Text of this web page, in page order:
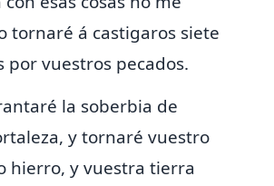
tornaré á castigaros siete
por vuestros pecados.
la soberbia de
y tornaré vuestro
hierro, y vuestra tierra